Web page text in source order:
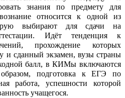
знания по предмету для
относится к одной из
выбирают для сдачи на
Идёт тенденция к
прохождение которых
и сданный экзамен, вузы страны
балл, в КИМы включаются
подготовка к ЕГЭ по
работа, успешности которой
учащегося.